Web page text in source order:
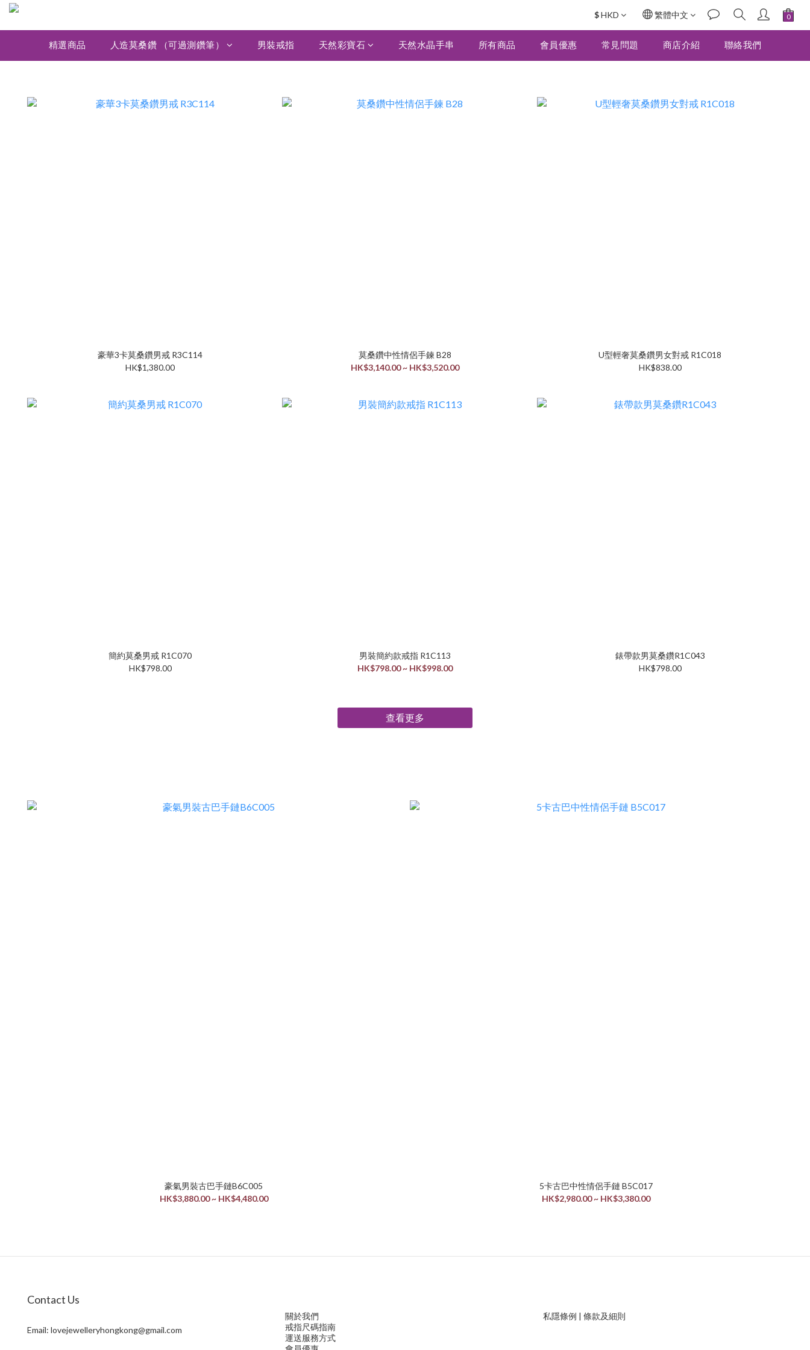
$HKD 繁體中文
精選商品 人造莫桑鑽 （可過測鑽筆） 男裝戒指 天然彩寶石 天然水晶手串 所有商品 會員優惠 常見問題 商店介紹 聯絡我們
豪華3卡莫桑鑽男戒 R3C114
HK$1,380.00
莫桑鑽中性情侶手鍊 B28
HK$3,140.00 ~ HK$3,520.00
U型輕奢莫桑鑽男女對戒 R1C018
HK$838.00
簡約莫桑男戒 R1C070
HK$798.00
男裝簡約款戒指 R1C113
HK$798.00 ~ HK$998.00
錶帶款男莫桑鑽R1C043
HK$798.00
查看更多
豪氣男裝古巴手鏈B6C005
HK$3,880.00 ~ HK$4,480.00
5卡古巴中性情侶手鏈 B5C017
HK$2,980.00 ~ HK$3,380.00
Contact Us
Email: lovejewelleryhongkong@gmail.com
關於我們
戒指尺碼指南
運送服務方式
私隱條例 | 條款及細則